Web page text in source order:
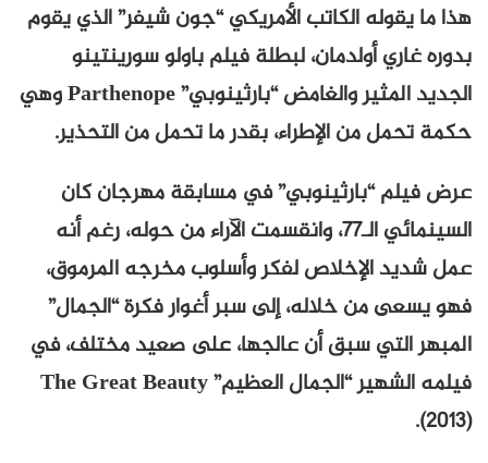
هذا ما يقوله الكاتب الأمريكي “جون شيفر” الذي يقوم
بدوره غاري أولدمان، لبطلة فيلم باولو سورينتينو
الجديد المثير والغامض “بارثينوبي” Parthenope وهي
حكمة تحمل من الإطراء، بقدر ما تحمل من التحذير.
عرض فيلم “بارثينوبي” في مسابقة مهرجان كان
السينمائي الـ77، وانقسمت الآراء من حوله، رغم أنه
عمل شديد الإخلاص لفكر وأسلوب مخرجه المرموق،
فهو يسعى من خلاله، إلى سبر أغوار فكرة “الجمال”
المبهر التي سبق أن عالجها، على صعيد مختلف، في
فيلمه الشهير “الجمال العظيم” The Great Beauty
(2013).